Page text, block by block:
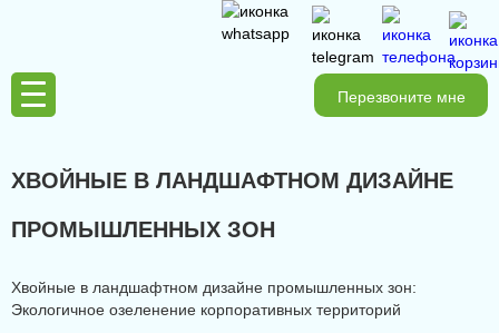
Перезвоните мне
ХВОЙНЫЕ В ЛАНДШАФТНОМ ДИЗАЙНЕ
ПРОМЫШЛЕННЫХ ЗОН
Хвойные в ландшафтном дизайне промышленных зон:
Экологичное озеленение корпоративных территорий